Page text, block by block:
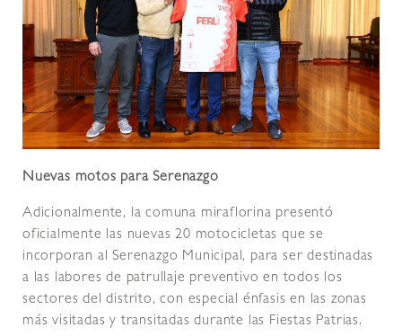
Nuevas motos para Serenazgo
Adicionalmente, la comuna miraflorina presentó
oficialmente las nuevas 20 motocicletas que se
incorporan al Serenazgo Municipal, para ser destinadas
a las labores de patrullaje preventivo en todos los
sectores del distrito, con especial énfasis en las zonas
más visitadas y transitadas durante las Fiestas Patrias.